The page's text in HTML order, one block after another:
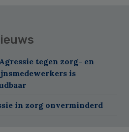
tegen zorg- en
is
in zorg onverminderd